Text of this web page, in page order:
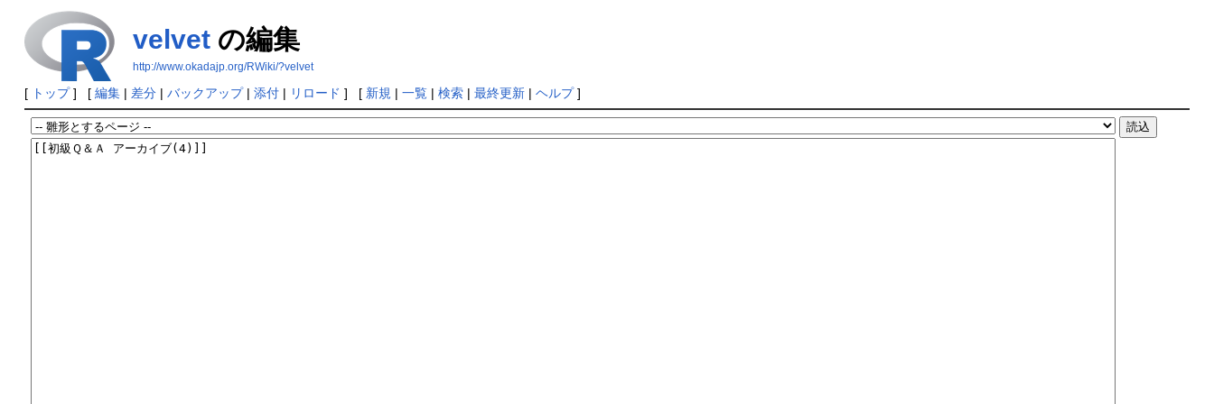
velvetの編集
http://www.okadajp.org/RWiki/?velvet
[ トップ] [ 編集| 差分| バックアップ| 添付| リロード ] [ 新規 | 一覧| 検索| 最終更新| ヘルプ]